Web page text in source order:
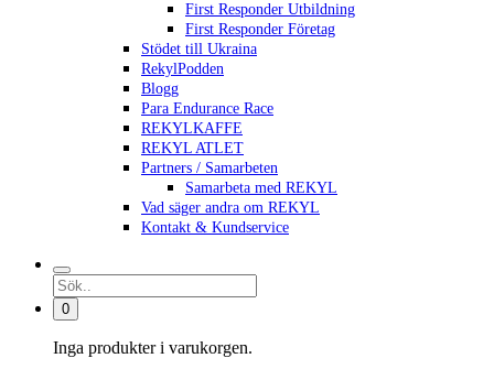
First Responder Utbildning
First Responder Företag
Stödet till Ukraina
RekylPodden
Blogg
Para Endurance Race
REKYLKAFFE
REKYL ATLET
Partners / Samarbeten
Samarbeta med REKYL
Vad säger andra om REKYL
Kontakt & Kundservice
0
Inga produkter i varukorgen.